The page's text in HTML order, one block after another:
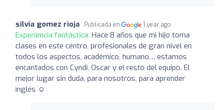
silvia gomez rioja Publicada en 1 year ago
Experiencia fantástica: Hace 8 años que mi hijo toma
clases en este centro, profesionales de gran nivel en
todos los aspectos, académico, humano… estamos
encantados con Cyndi, Oscar y el resto del equipo. El
mejor lugar sin duda, para nosotros, para aprender
inglés ☺️